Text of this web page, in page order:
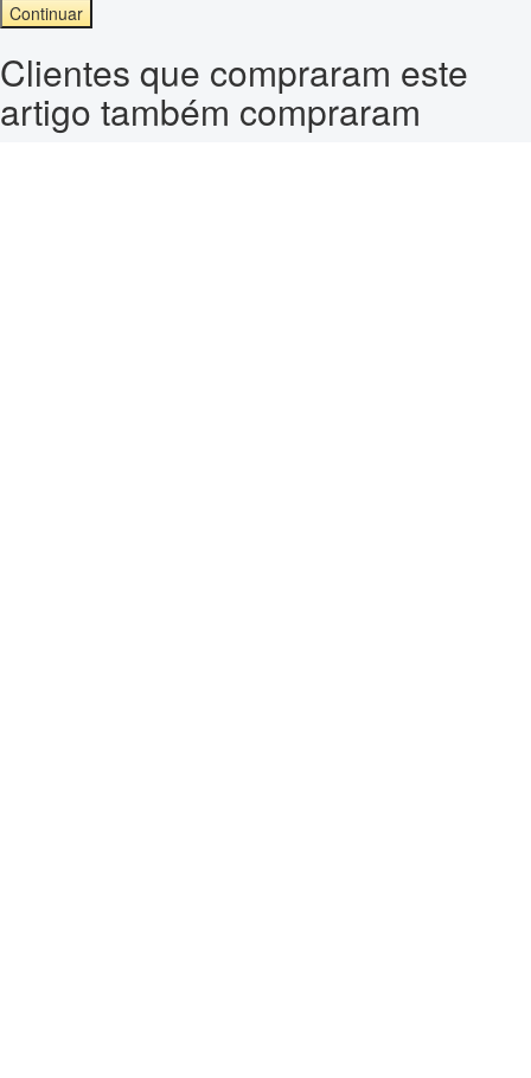
Continuar
Clientes que compraram este
artigo também compraram